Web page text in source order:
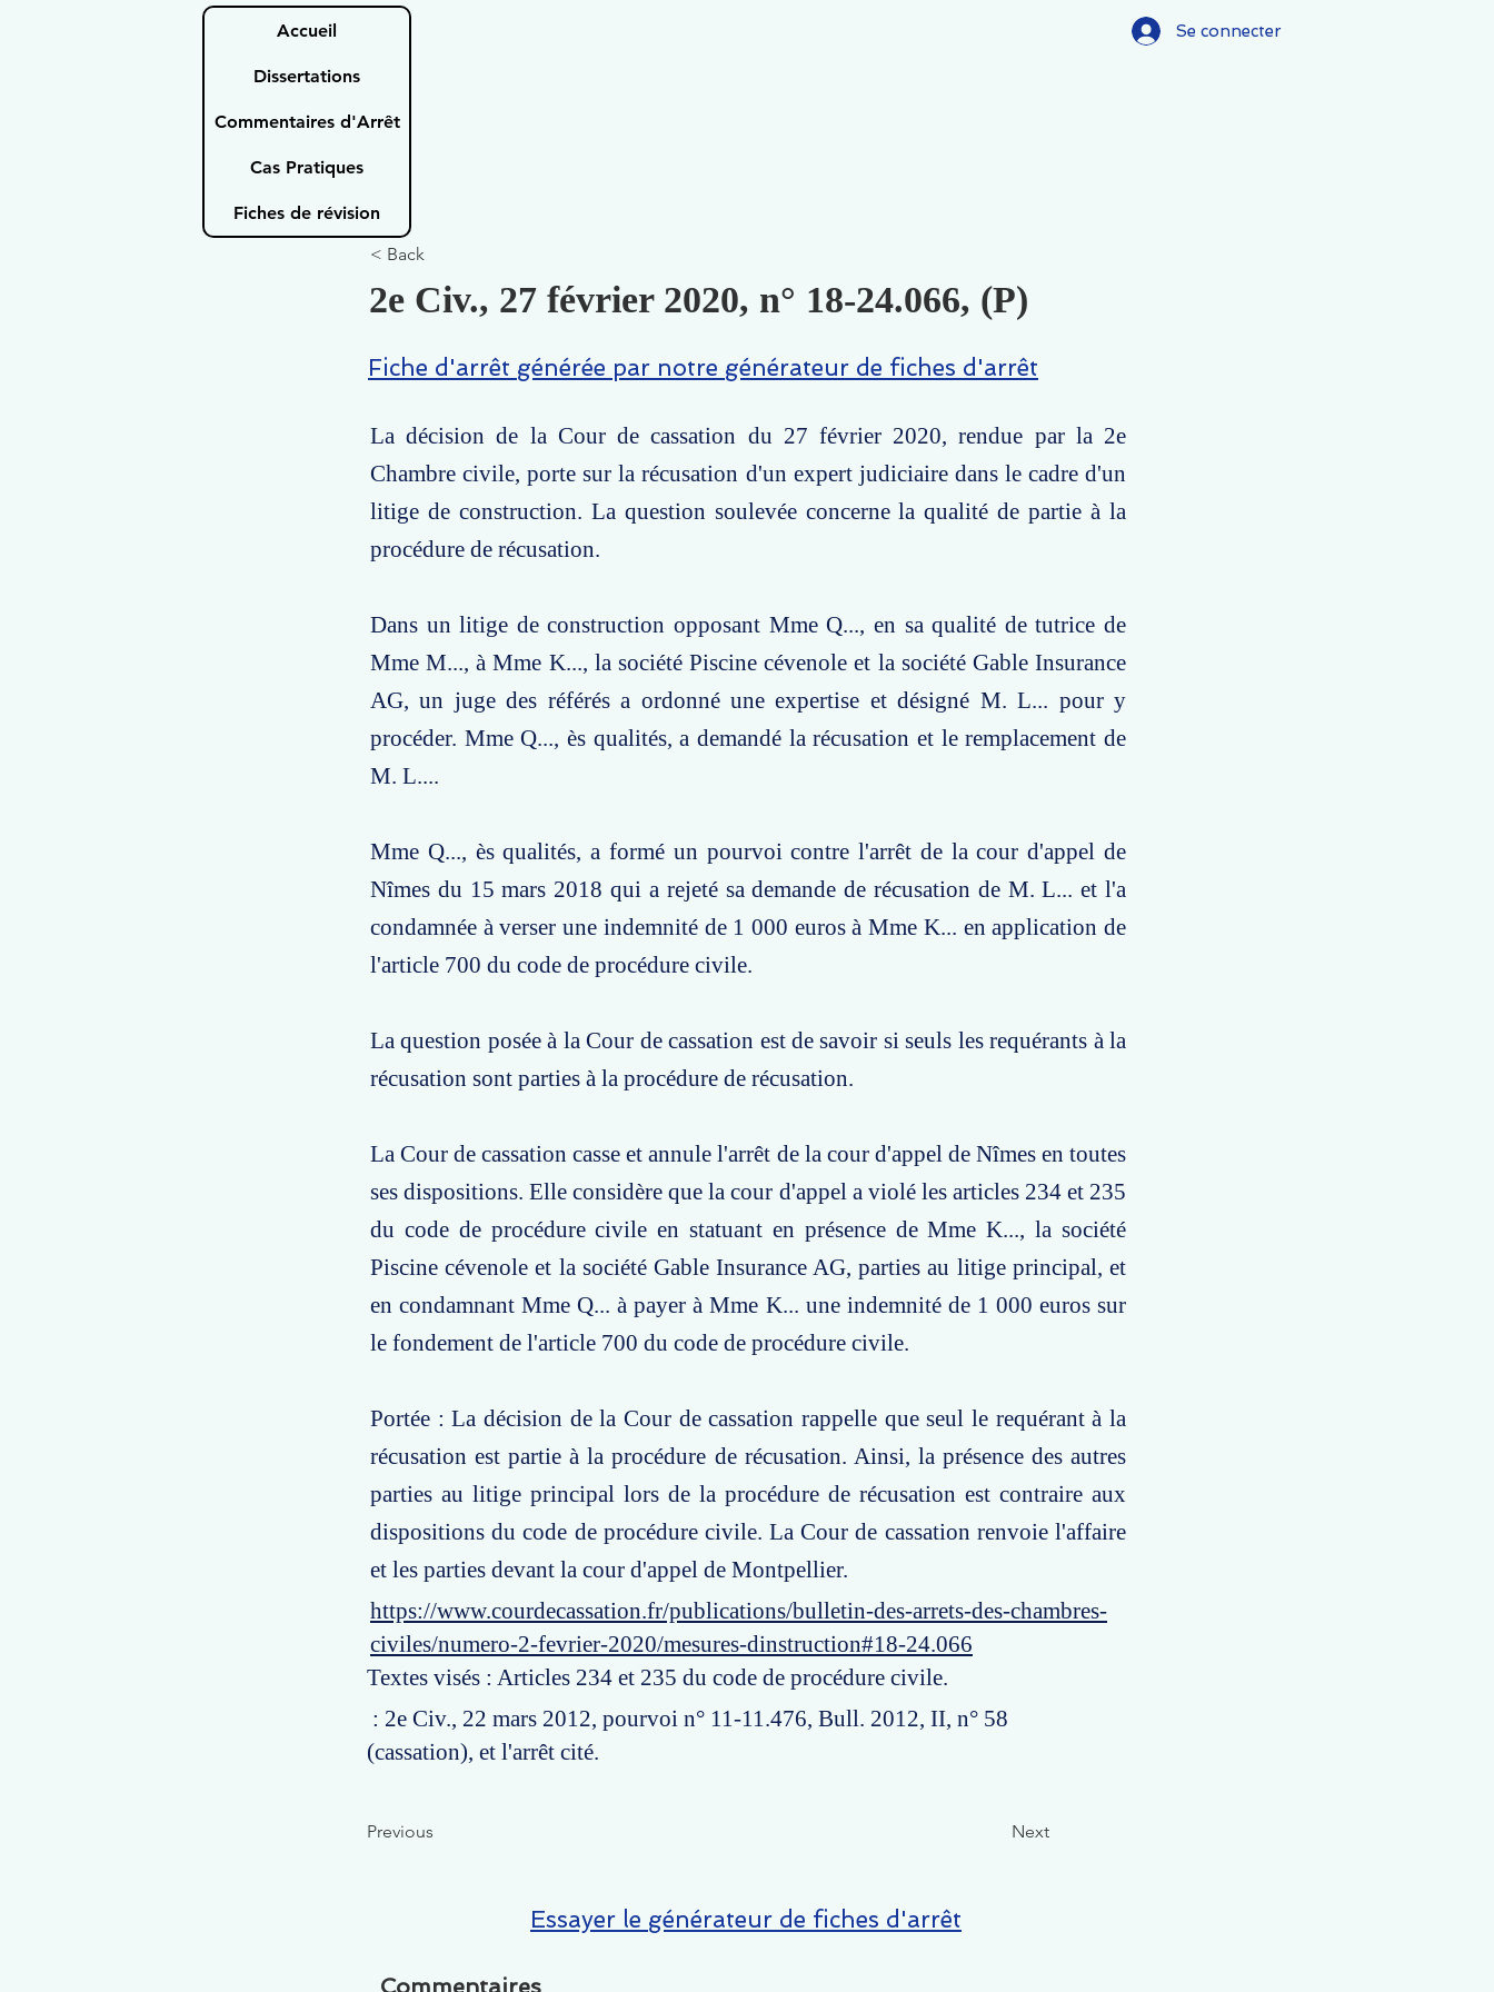
Accueil
Dissertations
Commentaires d'Arrêt
Cas Pratiques
Fiches de révision
Se connecter
< Back
2e Civ., 27 février 2020, n° 18-24.066, (P)
Fiche d'arrêt générée par notre générateur de fiches d'arrêt
La décision de la Cour de cassation du 27 février 2020, rendue par la 2e
Chambre civile, porte sur la récusation d'un expert judiciaire dans le cadre d'un
litige de construction. La question soulevée concerne la qualité de partie à la
procédure de récusation.
Dans un litige de construction opposant Mme Q..., en sa qualité de tutrice de
Mme M..., à Mme K..., la société Piscine cévenole et la société Gable Insurance
AG, un juge des référés a ordonné une expertise et désigné M. L... pour y
procéder. Mme Q..., ès qualités, a demandé la récusation et le remplacement de
M. L....
Mme Q..., ès qualités, a formé un pourvoi contre l'arrêt de la cour d'appel de
Nîmes du 15 mars 2018 qui a rejeté sa demande de récusation de M. L... et l'a
condamnée à verser une indemnité de 1 000 euros à Mme K... en application de
l'article 700 du code de procédure civile.
La question posée à la Cour de cassation est de savoir si seuls les requérants à la
récusation sont parties à la procédure de récusation.
La Cour de cassation casse et annule l'arrêt de la cour d'appel de Nîmes en toutes
ses dispositions. Elle considère que la cour d'appel a violé les articles 234 et 235
du code de procédure civile en statuant en présence de Mme K..., la société
Piscine cévenole et la société Gable Insurance AG, parties au litige principal, et
en condamnant Mme Q... à payer à Mme K... une indemnité de 1 000 euros sur
le fondement de l'article 700 du code de procédure civile.
Portée : La décision de la Cour de cassation rappelle que seul le requérant à la
récusation est partie à la procédure de récusation. Ainsi, la présence des autres
parties au litige principal lors de la procédure de récusation est contraire aux
dispositions du code de procédure civile. La Cour de cassation renvoie l'affaire
et les parties devant la cour d'appel de Montpellier.
https://www.courdecassation.fr/publications/bulletin-des-arrets-des-chambres-
civiles/numero-2-fevrier-2020/mesures-dinstruction#18-24.066
Textes visés : Articles 234 et 235 du code de procédure civile.
: 2e Civ., 22 mars 2012, pourvoi n° 11-11.476, Bull. 2012, II, n° 58
(cassation), et l'arrêt cité.
Previous Next
Essayer le générateur de fiches d'arrêt
Commentaires